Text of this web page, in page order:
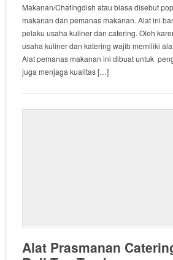
Makanan/Chafingdish atau biasa disebut
makanan dan pemanas makanan. Alat ini
pelaku usaha kuliner dan catering. Oleh
usaha kuliner dan katering wajib memiliki
Alat pemanas makanan ini dibuat untuk
juga menjaga kualitas […]
Alat Prasmanan